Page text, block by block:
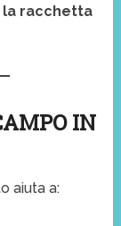
racchetta
IN
aiuta a: